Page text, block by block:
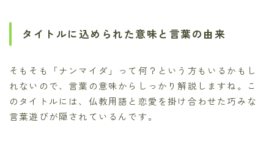
タイトルに込められた意味と言葉の由来
そもそも「ナンマイダ」って何？という方もいるかもし
れないので、言葉の意味からしっかり解説しますね。こ
のタイトルには、仏教用語と恋愛を掛け合わせた巧みな
言葉遊びが隠されているんです。